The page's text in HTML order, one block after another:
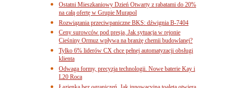
Ostatni Mieszkaniowy Dzień Otwarty z rabatami do 20%
na całą ofertę w Grupie Murapol
Rozwiązania przeciwpaniczne BKS: dźwignia B-7404
Ceny surowców pod presją. Jak sytuacja w rejonie
Cieśniny Ormuz wpływa na branżę chemii budowlanej?
Tylko 6% liderów CX chce pełnej automatyzacji obsługi
klienta
Odwaga formy, precyzja technologii. Nowe baterie Kay i
L20 Roca